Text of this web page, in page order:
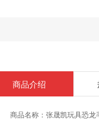
商品介绍
商品名称： 张晟凯玩具恐龙